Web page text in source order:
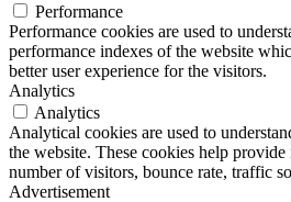
Performance
Performance cookies are used to
performance indexes of the website
better user experience for the visitors.
Analytics
Analytics
Analytical cookies are used to
the website. These cookies help
number of visitors, bounce rate, traffic
Advertisement